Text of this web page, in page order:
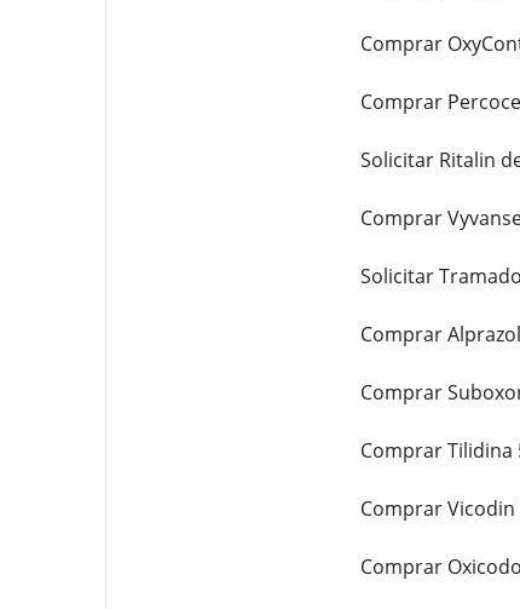
Comprar
Comprar
Solicitar Ritalin
Comprar
Solicitar
Comprar
Comprar
Comprar Tilidina
Comprar
Comprar